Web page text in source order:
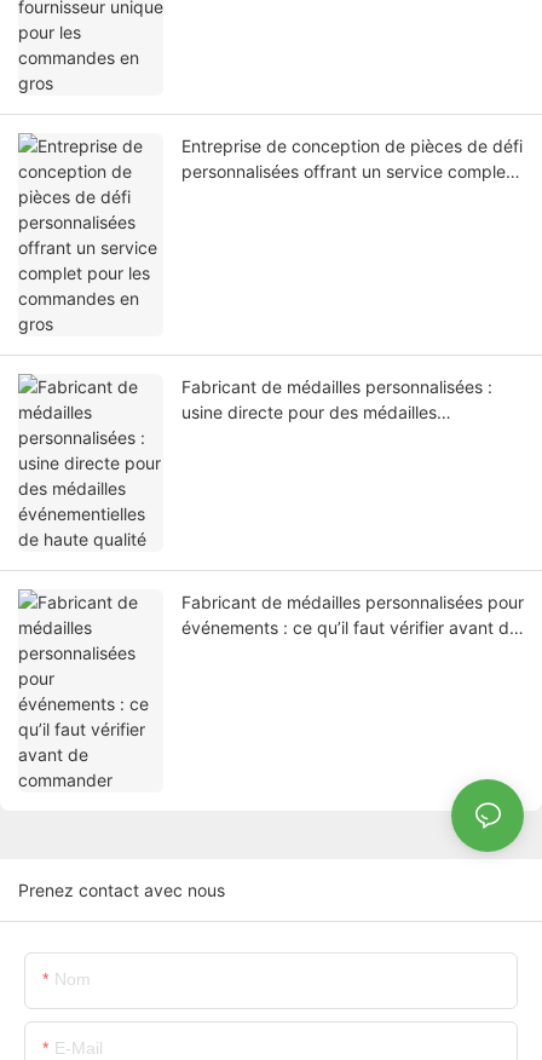
Entreprise de conception de pièces de défi
personnalisées offrant un service complet
Fabricant de médailles personnalisées :
usine directe pour des médailles
Fabricant de médailles personnalisées pour
événements : ce qu’il faut vérifier avant de
Prenez contact avec nous
Nom
E-Mail